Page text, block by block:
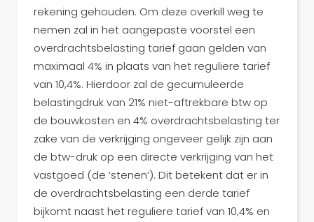
rekening gehouden. Om deze overkill weg te
nemen zal in het aangepaste voorstel een
overdrachtsbelasting tarief gaan gelden van
maximaal 4% in plaats van het reguliere tarief
van 10,4%. Hierdoor zal de gecumuleerde
belastingdruk van 21% niet-aftrekbare btw op
de bouwkosten en 4% overdrachtsbelasting ter
zake van de verkrijging ongeveer gelijk zijn aan
de btw-druk op een directe verkrijging van het
vastgoed (de ‘stenen’). Dit betekent dat er in
de overdrachtsbelasting een derde tarief
bijkomt naast het reguliere tarief van 10,4% en